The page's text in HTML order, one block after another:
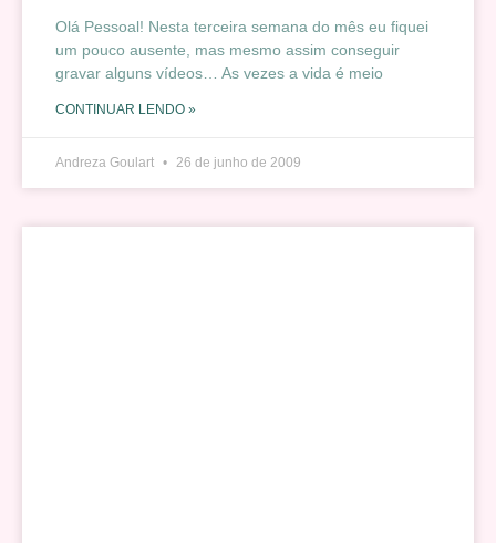
Olá Pessoal! Nesta terceira semana do mês eu fiquei
um pouco ausente, mas mesmo assim conseguir
gravar alguns vídeos… As vezes a vida é meio
CONTINUAR LENDO »
Andreza Goulart 26 de junho de 2009